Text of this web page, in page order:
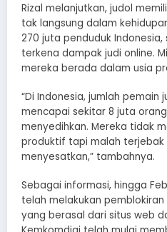
Rizal melanjutkan, judol
tak langsung dalam
270 juta penduduk
terkena dampak judi online.
mereka berada dalam usia
“Di Indonesia, jumlah pemain
mencapai sekitar 8 juta
menyedihkan. Mereka tidak
produktif tapi malah terjebak
menyesatkan,” tambahnya.
Sebagai informasi, hingga
telah melakukan
yang berasal dari situs web